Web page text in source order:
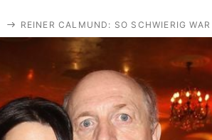
Royals
Stars
Filme & Serien
Lifestyle
REINER CALMUND: SO SCHWIERIG